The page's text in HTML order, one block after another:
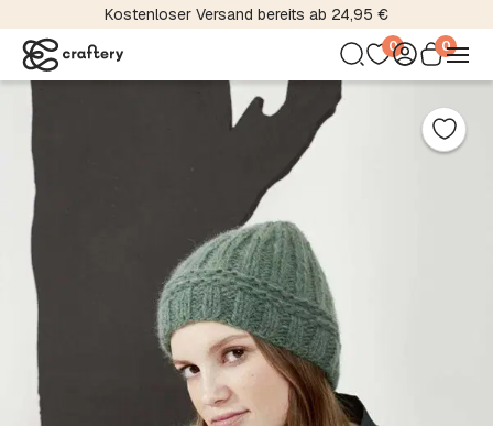
Kostenloser Versand bereits ab 24,95 €
0 0